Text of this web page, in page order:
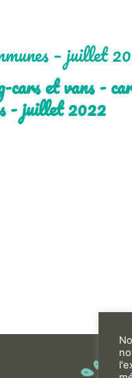
– juillet
cars et vans -
- juillet 2022